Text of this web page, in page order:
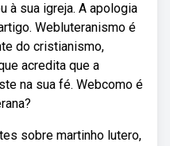
à sua igreja. A apologia
Webluteranismo é
do cristianismo,
acredita que a
na sua fé. Webcomo é
sobre martinho lutero,